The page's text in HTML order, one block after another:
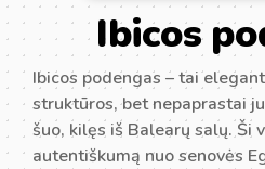
Ibicos
Ibicos podengas – tai
struktūros, bet nepaprastai
šuo, kilęs iš Balearų salų. Ši
autentiškumą nuo senovės